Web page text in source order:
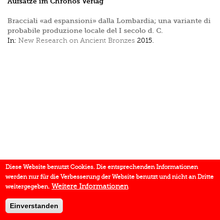
Bracciali «ad espansioni» dalla Lombardia; una variante di
probabile produzione locale del I secolo d. C.
In: New Research on Ancient Bronzes 2015.
Diese Website benutzt Cookies. Die entsprechenden Informationen
werden nur für die Verbesserung der Website benutzt und nicht an Dritte
weitergegeben. Weitere Informationen
Einverstanden